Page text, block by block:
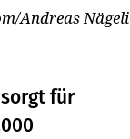
Andreas Nägeli
für